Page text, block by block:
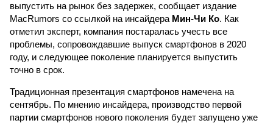
выпустить на рынок без задержек, сообщает издание
MacRumors со ссылкой на инсайдера Мин-Чи Ко. Как
отметил эксперт, компания постаралась учесть все
проблемы, сопровождавшие выпуск смартфонов в 2020
году, и следующее поколение планируется выпустить
точно в срок.
Традиционная презентация смартфонов намечена на
сентябрь. По мнению инсайдера, производство первой
партии смартфонов нового поколения будет запущено уже